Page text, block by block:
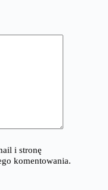
i stronę
komentowania.